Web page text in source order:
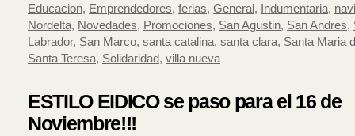
Educacion, Emprendedores, ferias, General, Indumentaria,
Nordelta, Novedades, Promociones, San Agustin, San Andres,
Labrador, San Marco, santa catalina, santa clara, Santa Maria
Santa Teresa, Solidaridad, villa nueva
ESTILO EIDICO se paso para el 16 de
Noviembre!!!